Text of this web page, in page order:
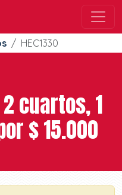
HEC1330
cuartos, 1
$ 15.000